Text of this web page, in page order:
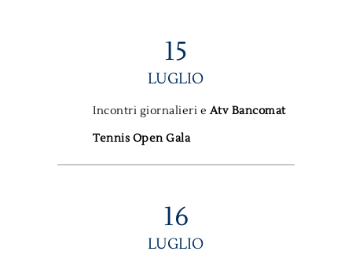
15
LUGLIO
Incontri giornalieri e Atv Bancomat
Tennis Open Gala
16
LUGLIO